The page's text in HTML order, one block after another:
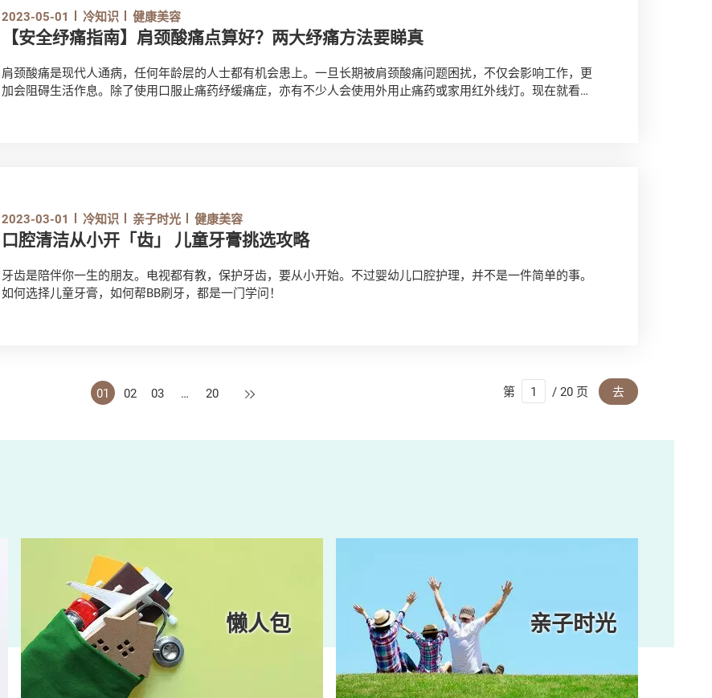
2023-05-01 冷知识 健康美容
【安全纾痛指南】肩颈酸痛点算好？两大纾痛方法要睇真
肩颈酸痛是现代人通病，任何年龄层的人士都有机会患上。一旦长期被肩颈酸痛问题困扰，不仅会影响工作，更
加会阻碍生活作息。除了使用口服止痛药纾缓痛症，亦有不少人会使用外用止痛药或家用红外线灯。现在就看
2023-03-01 冷知识 亲子时光 健康美容
口腔清洁从小开「齿」 儿童牙膏挑选攻略
牙齿是陪伴你一生的朋友。电视都有教，保护牙齿，要从小开始。不过婴幼儿口腔护理，并不是一件简单的事。
如何选择儿童牙膏，如何帮BB刷牙，都是一门学问！
01 02 03 … 20 下一页 第 / 20 页 去
懒人包 亲子时光